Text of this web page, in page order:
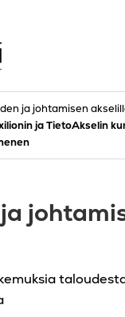
ja johtamisen
ja TietoAkselin